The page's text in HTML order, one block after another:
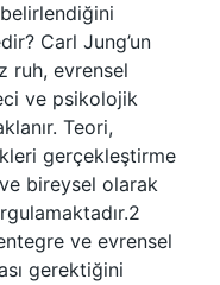
Carl Jung’un
ruh, evrensel
ve psikolojik
Teori,
gerçekleştirme
bireysel olarak
ve evrensel
gerektiğini